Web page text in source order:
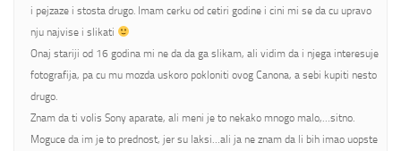
i pejzaze i stosta drugo. Imam cerku od cetiri godine i cini mi se da cu upravo
nju najvise i slikati
Onaj stariji od 16 godina mi ne da da ga slikam, ali vidim da i njega interesuje
fotografija, pa cu mu mozda uskoro pokloniti ovog Canona, a sebi kupiti nesto
drugo.
Znam da ti volis Sony aparate, ali meni je to nekako mnogo malo,…sitno.
Moguce da im je to prednost, jer su laksi…ali ja ne znam da li bih imao uopste